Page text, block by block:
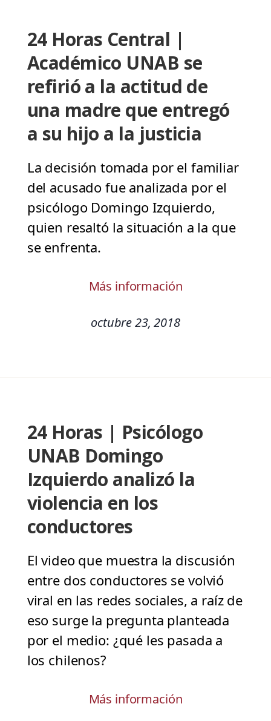
24 Horas Central |
Académico UNAB se
refirió a la actitud de
una madre que entregó
a su hijo a la justicia
La decisión tomada por el familiar
del acusado fue analizada por el
psicólogo Domingo Izquierdo,
quien resaltó la situación a la que
se enfrenta.
Más información
octubre 23, 2018
24 Horas | Psicólogo
UNAB Domingo
Izquierdo analizó la
violencia en los
conductores
El video que muestra la discusión
entre dos conductores se volvió
viral en las redes sociales, a raíz de
eso surge la pregunta planteada
por el medio: ¿qué les pasada a
los chilenos?
Más información